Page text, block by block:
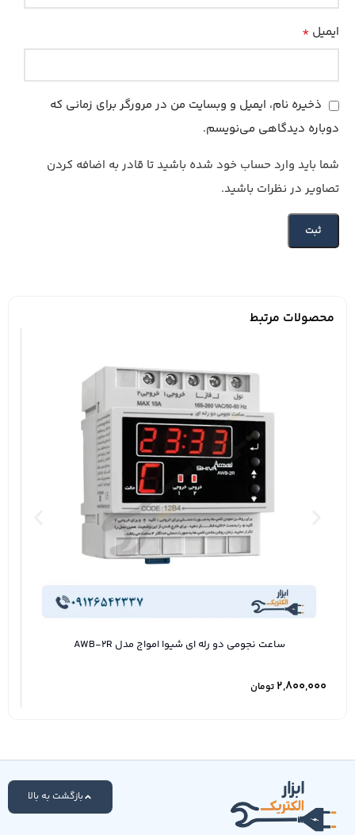
ایمیل *
ذخیره نام، ایمیل و وبسایت من در مرورگر برای زمانی که
دوباره دیدگاهی می‌نویسم.
شما باید وارد حساب خود شده باشید تا قادر به اضافه کردن
تصاویر در نظرات باشید.
محصولات مرتبط
ساعت نجومی دو رله ای شیوا امواج مدل AWB-2R
2,800,000 تومان
بازگشت به بالا